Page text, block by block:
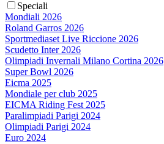
Speciali
Mondiali 2026
Roland Garros 2026
Sportmediaset Live Riccione 2026
Scudetto Inter 2026
Olimpiadi Invernali Milano Cortina 2026
Super Bowl 2026
Eicma 2025
Mondiale per club 2025
EICMA Riding Fest 2025
Paralimpiadi Parigi 2024
Olimpiadi Parigi 2024
Euro 2024